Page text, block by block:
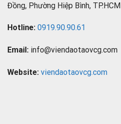
Đồng, Phường Hiệp Bình, TP.HCM
Hotline: 0919.90.90.61
Email: info@viendaotaovcg.com
Website: viendaotaovcg.com